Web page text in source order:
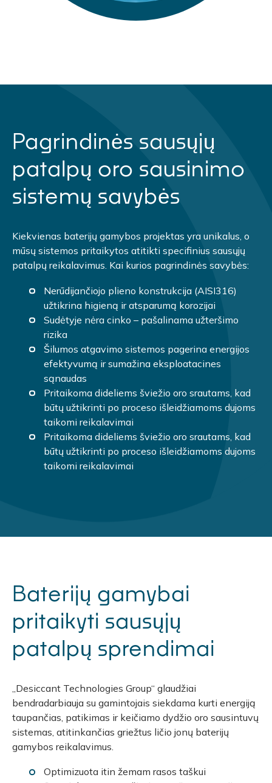
Pagrindinės sausųjų
patalpų oro sausinimo
sistemų savybės
Kiekvienas baterijų gamybos projektas yra unikalus, o
mūsų sistemos pritaikytos atitikti specifinius sausųjų
patalpų reikalavimus. Kai kurios pagrindinės savybės:
Nerūdijančiojo plieno konstrukcija (AISI316)
užtikrina higieną ir atsparumą korozijai
Sudėtyje nėra cinko – pašalinama užteršimo
rizika
Šilumos atgavimo sistemos pagerina energijos
efektyvumą ir sumažina eksploatacines
sąnaudas
Pritaikoma dideliems šviežio oro srautams, kad
būtų užtikrinti po proceso išleidžiamoms dujoms
taikomi reikalavimai
Pritaikoma dideliems šviežio oro srautams, kad
būtų užtikrinti po proceso išleidžiamoms dujoms
taikomi reikalavimai
Baterijų gamybai
pritaikyti sausųjų
patalpų sprendimai
„Desiccant Technologies Group“ glaudžiai
bendradarbiauja su gamintojais siekdama kurti energiją
taupančias, patikimas ir keičiamo dydžio oro sausintuvų
sistemas, atitinkančias griežtus ličio jonų baterijų
gamybos reikalavimus.
Optimizuota itin žemam rasos taškui